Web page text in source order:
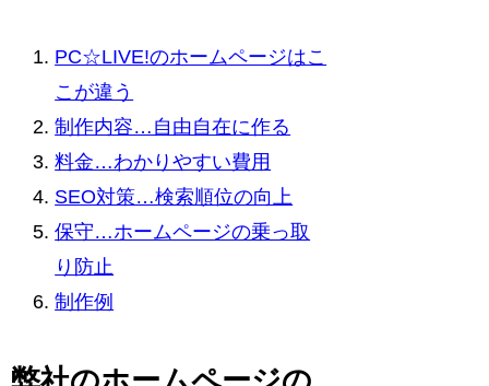
PC☆LIVE!のホームページはこ
こが違う
制作内容…自由自在に作る
料金…わかりやすい費用
SEO対策…検索順位の向上
保守…ホームページの乗っ取
り防止
制作例